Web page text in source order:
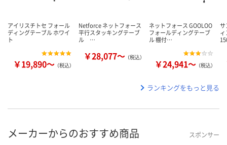
アイリスチトセ フォール
ディングテーブル ホワイ
ト
￥19,890～ （税込）
Netforce ネットフォース
平行スタッキングテーブ
ル …
￥28,077～ （税込）
ネットフォース GOOLOO
フォールディングテーブ
ル 棚付…
￥24,941～ （税込）
サ
ランキングをもっと見る
メーカーからのおすすめ商品 スポンサー